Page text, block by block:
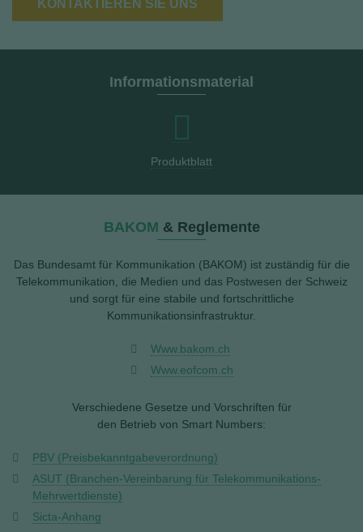
KONTAKTIEREN SIE UNS
Informationsmaterial
Produktblatt
BAKOM & Reglemente
Das Bundesamt für Kommunikation (BAKOM) ist zuständig für die
Telekommunikation, die Medien und das Postwesen der Schweiz
und sorgt für eine stabile und fortschrittliche
Kommunikationsinfrastruktur.
www.bakom.ch
www.eofcom.ch
Verschiedene Gesetze und Vorschriften für
den Betrieb von Smart Numbers:
PBV (Preisbekanntgabeverordnung)
ASUT (Branchen-Vereinbarung für Telekommunikations-
Mehrwertdienste)
Sicta-Anhang